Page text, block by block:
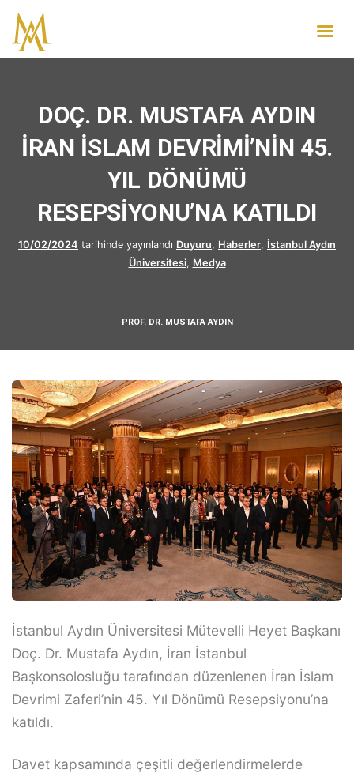
DOÇ. DR. MUSTAFA AYDIN
İRAN İSLAM DEVRİMİ’NİN 45.
YIL DÖNÜMÜ
RESEPSİYONU’NA KATILDI
10/02/2024 tarihinde yayınlandı Duyuru, Haberler, İstanbul Aydın
Üniversitesi, Medya
PROF. DR. MUSTAFA AYDIN
İstanbul Aydın Üniversitesi Mütevelli Heyet Başkanı
Doç. Dr. Mustafa Aydın, İran İstanbul
Başkonsolosluğu tarafından düzenlenen İran İslam
Devrimi Zaferi’nin 45. Yıl Dönümü Resepsiyonu’na
katıldı.
Davet kapsamında çeşitli değerlendirmelerde